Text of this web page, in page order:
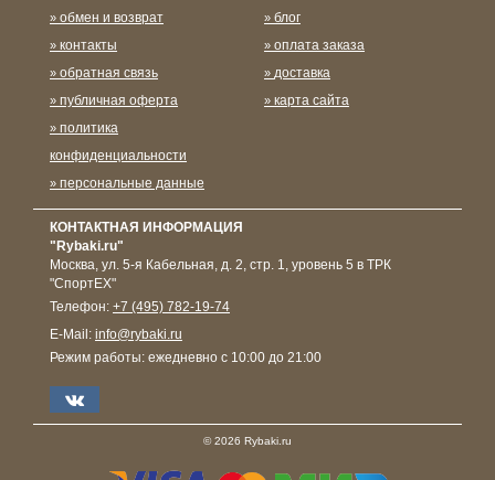
обмен и возврат
контакты
обратная связь
публичная оферта
политика
конфиденциальности
персональные данные
блог
оплата заказа
доставка
карта сайта
КОНТАКТНАЯ ИНФОРМАЦИЯ
"Rybaki.ru"
Москва, ул. 5-я Кабельная, д. 2, стр. 1, уровень 5 в ТРК
"СпортЕХ"
Телефон: +7 (495) 782-19-74
E-Mail: info@rybaki.ru
Режим работы: ежедневно с 10:00 до 21:00
© 2026 Rybaki.ru